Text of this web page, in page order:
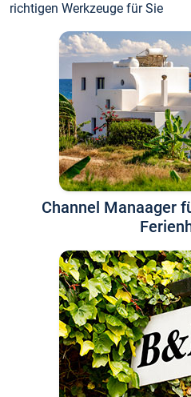
richtigen Werkzeuge für Sie
Channel Manaager